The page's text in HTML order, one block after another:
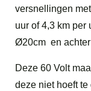
versnellingen
uur of 4,3 km per
Ø20cm en
Deze 60 Volt
deze niet hoeft